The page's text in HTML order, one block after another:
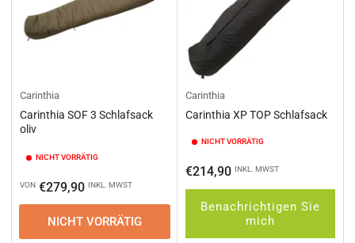
Carinthia
Carinthia SOF 3 Schlafsack
oliv
NICHT VORRÄTIG
Normaler
Preis
VON €279,90 INKL. MWST
NICHT VORRÄTIG
Carinthia
Carinthia XP TOP Schlafsack
NICHT VORRÄTIG
Normaler
Preis
€214,90 INKL. MWST
Benachrichtigen Sie
mich